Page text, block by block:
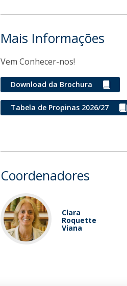
Mais Informações
Vem Conhecer-nos!
Download da Brochura
Tabela de Propinas 2026/27
Coordenadores
Clara
Roquette
Viana